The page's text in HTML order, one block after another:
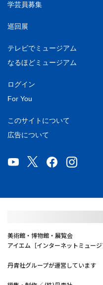
学芸員募集
巡回展
テレビでミュージアム
なるほどミュージアム
ログイン
For You
このサイトについて
広告について
美術館・博物館・展覧会
アイエム［インターネットミュージ
丹青社グループが運営しています